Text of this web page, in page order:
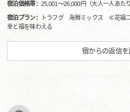
宿泊価格帯： 25,001～26,000円（大人一人あたり
宿泊プラン：
トラフグ 海鮮ミックス ≪花福
幸と福を味わえる
宿からの返信